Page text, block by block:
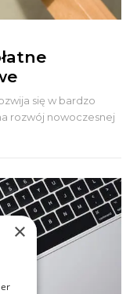
się w bardzo
rozwój nowoczesnej
×